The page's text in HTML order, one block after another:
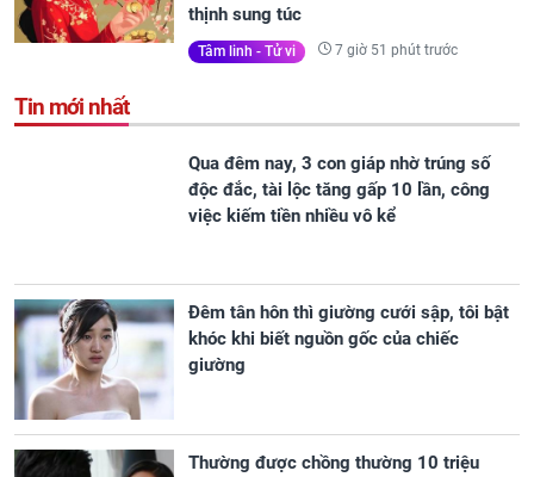
thịnh sung túc
Tâm linh - Tử vi 7 giờ 51 phút trước
Tin mới nhất
Qua đêm nay, 3 con giáp nhờ trúng số
độc đắc, tài lộc tăng gấp 10 lần, công
việc kiếm tiền nhiều vô kể
Đêm tân hôn thì giường cưới sập, tôi bật
khóc khi biết nguồn gốc của chiếc
giường
Thường được chồng thường 10 triệu